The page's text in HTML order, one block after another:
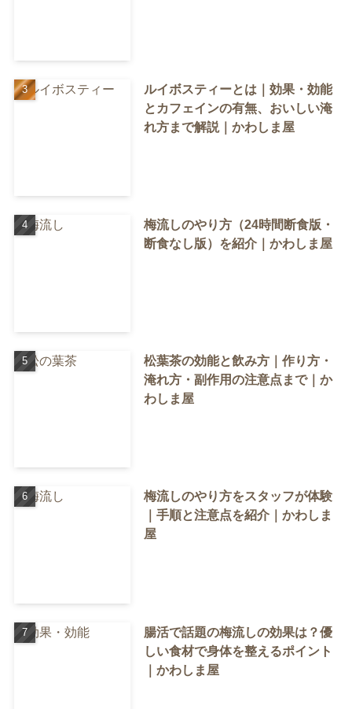
ルイボスティーとは｜効果・効能
とカフェインの有無、おいしい淹
れ方まで解説｜かわしま屋
梅流しのやり方（24時間断食版・
断食なし版）を紹介｜かわしま屋
松葉茶の効能と飲み方｜作り方・
淹れ方・副作用の注意点まで｜か
わしま屋
梅流しのやり方をスタッフが体験
｜手順と注意点を紹介｜かわしま
屋
腸活で話題の梅流しの効果は？優
しい食材で身体を整えるポイント
｜かわしま屋